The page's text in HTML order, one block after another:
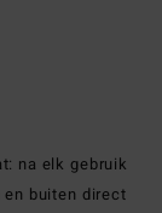
na elk gebruik
buiten direct